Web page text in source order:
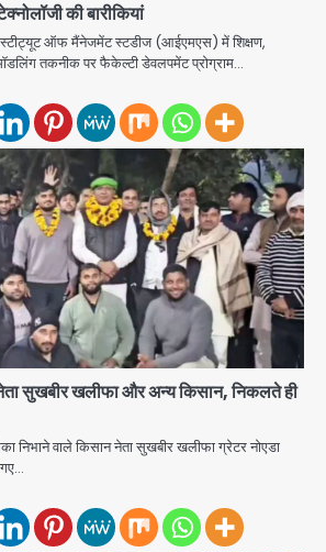
की बारीकियां
ऑफ मैंनेजमेंट स्टडीज (आईएमएस) में शिक्षण,
तकनीक पर फैकेल्टी डेवलपमेंट प्रोग्राम…
सुखबीर खलीफा और अन्य किसान, निकलते ही
निभाने वाले किसान नेता सुखबीर खलीफा ग्रेटर नोएडा
Zepto Dhoom: ग्रेटर नोएडा के धूम
मानिकपुर Zepto वेयरहाउस में वेतन कटौती
प्रदर्शन